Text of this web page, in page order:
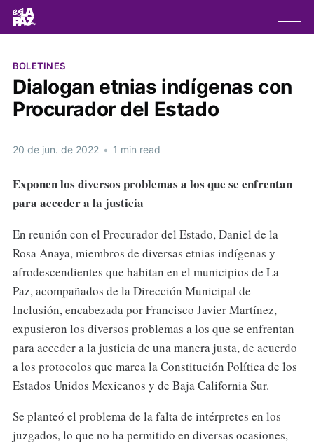
BOLETINES
Dialogan etnias indígenas con
Procurador del Estado
20 de jun. de 2022 • 1 min read
Exponen los diversos problemas a los que se enfrentan
para acceder a la justicia
En reunión con el Procurador del Estado, Daniel de la
Rosa Anaya, miembros de diversas etnias indígenas y
afrodescendientes que habitan en el municipios de La
Paz, acompañados de la Dirección Municipal de
Inclusión, encabezada por Francisco Javier Martínez,
expusieron los diversos problemas a los que se enfrentan
para acceder a la justicia de una manera justa, de acuerdo
a los protocolos que marca la Constitución Política de los
Estados Unidos Mexicanos y de Baja California Sur.
Se planteó el problema de la falta de intérpretes en los
juzgados, lo que no ha permitido en diversas ocasiones,